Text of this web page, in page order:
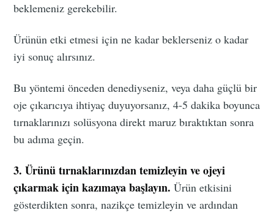
beklemeniz gerekebilir.
Ürünün etki etmesi için ne kadar beklerseniz o kadar
iyi sonuç alırsınız.
Bu yöntemi önceden denediyseniz, veya daha güçlü bir
oje çıkarıcıya ihtiyaç duyuyorsanız, 4-5 dakika boyunca
tırnaklarınızı solüsyona direkt maruz bıraktıktan sonra
bu adıma geçin.
3. Ürünü tırnaklarınızdan temizleyin ve ojeyi
çıkarmak için kazımaya başlayın. Ürün etkisini
gösterdikten sonra, nazikçe temizleyin ve ardından